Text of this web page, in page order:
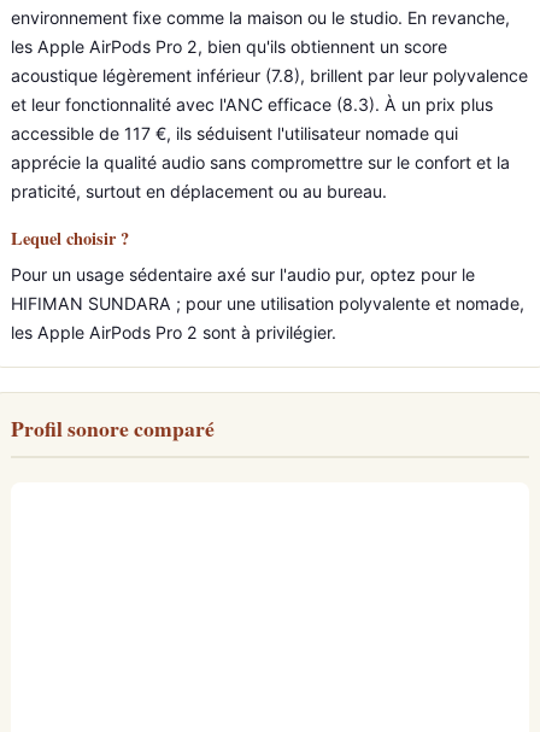
environnement fixe comme la maison ou le studio. En revanche,
les Apple AirPods Pro 2, bien qu'ils obtiennent un score
acoustique légèrement inférieur (7.8), brillent par leur polyvalence
et leur fonctionnalité avec l'ANC efficace (8.3). À un prix plus
accessible de 117 €, ils séduisent l'utilisateur nomade qui
apprécie la qualité audio sans compromettre sur le confort et la
praticité, surtout en déplacement ou au bureau.
Lequel choisir ?
Pour un usage sédentaire axé sur l'audio pur, optez pour le
HIFIMAN SUNDARA ; pour une utilisation polyvalente et nomade,
les Apple AirPods Pro 2 sont à privilégier.
Profil sonore comparé